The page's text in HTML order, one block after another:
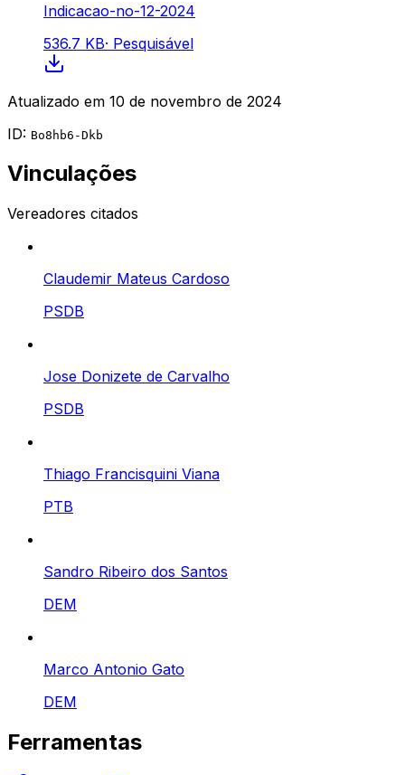
Indicacao-no-12-2024
536.7 KB· Pesquisável
Atualizado em 10 de novembro de 2024
ID: Bo8hb6-Dkb
Vinculações
Vereadores citados
Claudemir Mateus Cardoso
PSDB
Jose Donizete de Carvalho
PSDB
Thiago Francisquini Viana
PTB
Sandro Ribeiro dos Santos
DEM
Marco Antonio Gato
DEM
Ferramentas